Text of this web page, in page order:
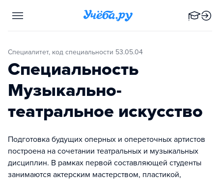
Специалитет, код специальности 53.05.04
Специальность
Музыкально-
театральное искусство
Подготовка будущих оперных и опереточных артистов
построена на сочетании театральных и музыкальных
дисциплин. В рамках первой составляющей студенты
занимаются актерским мастерством, пластикой,